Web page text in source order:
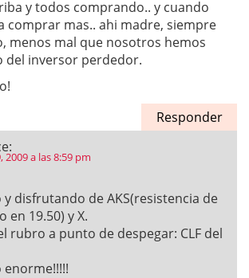
y todos comprando.. y cuando
comprar mas.. ahi madre, siempre
menos mal que nosotros hemos
del inversor perdedor.
Responder
2009 a las 8:59 pm
y disfrutando de AKS(resistencia de
en 19.50) y X.
rubro a punto de despegar: CLF del
enorme!!!!!